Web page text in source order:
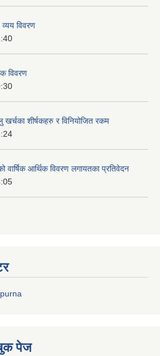
विवरण
विवरण
शीर्षकहरु र विनियोजित रकम
आर्थिक विवरण लगायतका प्रतिवेदन
पेज